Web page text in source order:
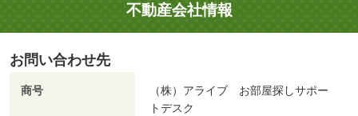
不動産会社情報
お問い合わせ先
商号
（株）アライブ お部屋探しサポー
トデスク